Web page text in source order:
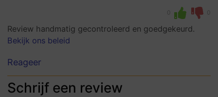
0 0
Review handmatig gecontroleerd en goedgekeurd.
Bekijk ons beleid
Reageer
Schrijf een review